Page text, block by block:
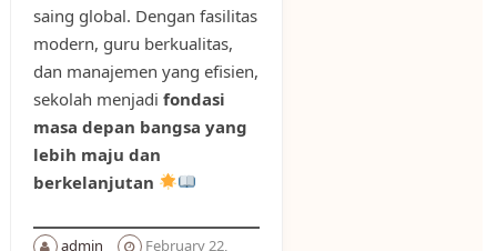
saing global. Dengan fasilitas
modern, guru berkualitas,
dan manajemen yang efisien,
sekolah menjadi fondasi
masa depan bangsa yang
lebih maju dan
berkelanjutan
admin
February 22,